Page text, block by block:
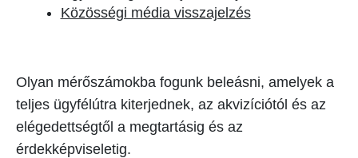
Közösségi média visszajelzés
Olyan mérőszámokba fogunk beleásni, amelyek a
teljes ügyfélútra kiterjednek, az akvizíciótól és az
elégedettségtől a megtartásig és az
érdekképviseletig.